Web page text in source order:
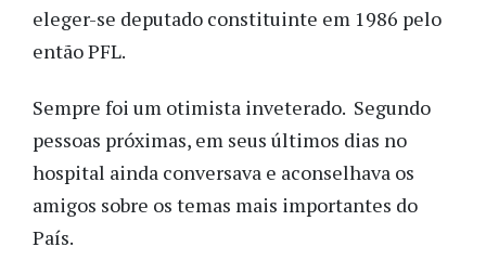
eleger-se deputado constituinte em 1986 pelo
então PFL.
Sempre foi um otimista inveterado. Segundo
pessoas próximas, em seus últimos dias no
hospital ainda conversava e aconselhava os
amigos sobre os temas mais importantes do
País.